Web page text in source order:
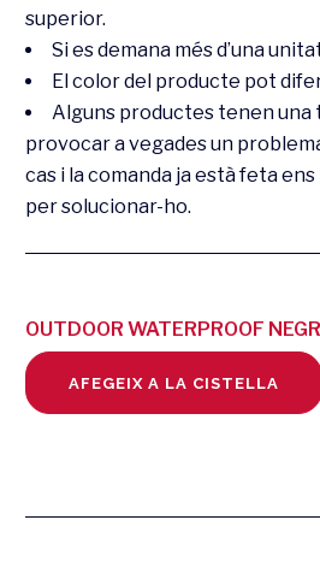
superior.
Si es demana més d’una
El color del producte pot
Alguns productes tenen una
provocar a vegades un
cas i la comanda ja està feta
per solucionar-ho.
OUTDOOR WATERPROOF
AFEGEIX A LA CISTELLA